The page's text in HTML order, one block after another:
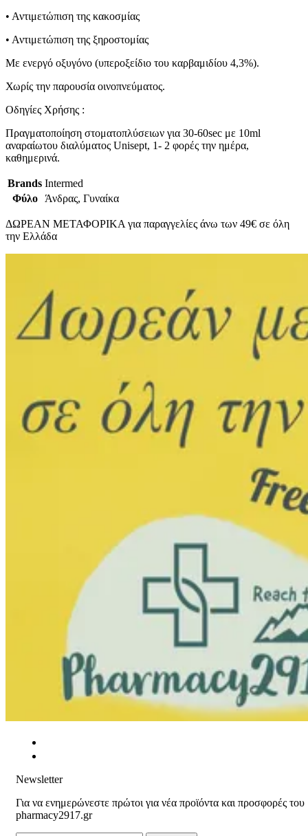
• Αντιμετώπιση της κακοσμίας
• Αντιμετώπιση της ξηροστομίας
Με ενεργό οξυγόνο (υπεροξείδιο του καρβαμιδίου 4,3%).
Χωρίς την παρουσία οινοπνεύματος.
Οδηγίες Χρήσης :
Πραγματοποίηση στοματοπλύσειων για 30-60sec με 10ml
αναραίωτου διαλύματος Unisept, 1- 2 φορές την ημέρα,
καθημερινά.
Brands Intermed
Φύλο
Άνδρας, Γυναίκα
ΔΩΡΕΑΝ ΜΕΤΑΦΟΡΙΚΑ για παραγγελίες άνω των 49€ σε όλη
την Ελλάδα
Newsletter
Για να ενημερώνεστε πρώτοι για νέα προϊόντα και προσφορές του
pharmacy2917.gr